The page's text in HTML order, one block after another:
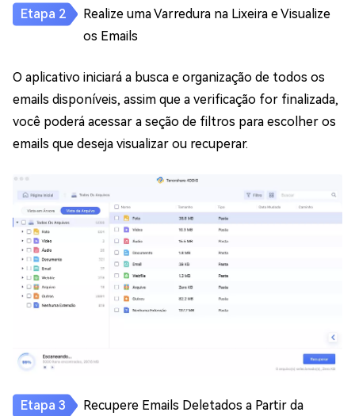
Realize uma Varredura na Lixeira e Visualize
os Emails
O aplicativo iniciará a busca e organização de todos os
emails disponíveis, assim que a verificação for finalizada,
você poderá acessar a seção de filtros para escolher os
emails que deseja visualizar ou recuperar.
Recupere Emails Deletados a Partir da